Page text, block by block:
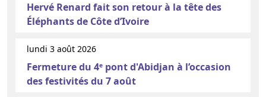
Hervé Renard fait son retour à la tête des
Éléphants de Côte d’Ivoire
lundi 3 août 2026
Fermeture du 4ᵉ pont d'Abidjan à l’occasion
des festivités du 7 août